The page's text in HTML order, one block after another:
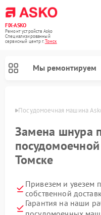
FIX-ASKO
Ремонт устройств Asko
Специализированный
cервисный центр г.Томск
Мы ремонтируем
Посудомоечная машина
Замена шнура
Томске
Привезем и увезем
собственной
Гарантия на наши